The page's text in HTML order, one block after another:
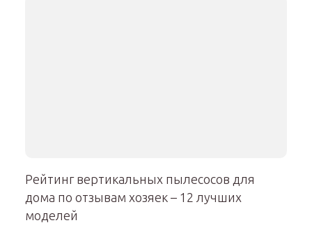
Рейтинг вертикальных пылесосов для
дома по отзывам хозяек – 12 лучших
моделей